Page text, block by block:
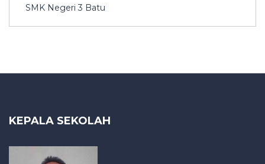
SMK Negeri 3 Batu
KEPALA SEKOLAH